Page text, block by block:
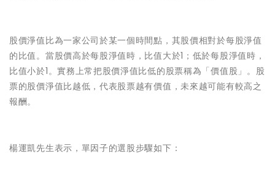
股價淨值比為一家公司於某一個時間點，其股價相對於每股淨值
的比值。當股價高於每股淨值時，比值大於1；低於每股淨值時，
比值小於1。實務上常把股價淨值比低的股票稱為「價值股」。股
票的股價淨值比越低，代表股票越有價值，未來越可能有較高之
報酬。
楊運凱先生表示，單因子的選股步驟如下：